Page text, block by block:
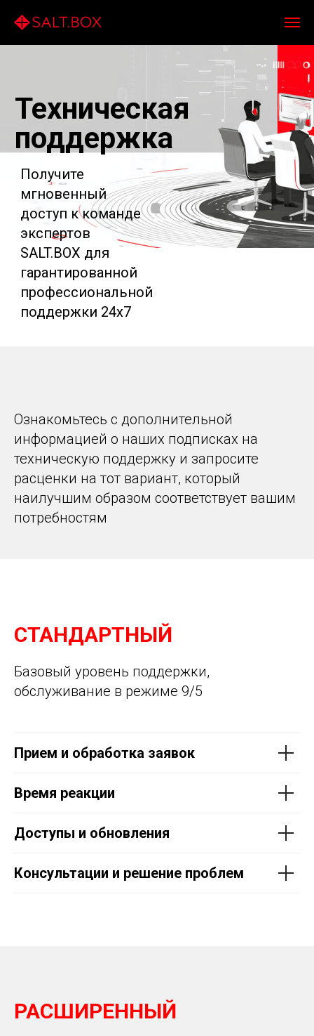
Техническая
поддержка
Получите
мгновенный
доступ к команде
экспертов
SALT.BOX для
гарантированной
профессиональной
поддержки 24х7
Ознакомьтесь с дополнительной
информацией о наших подписках на
техническую поддержку и запросите
расценки на тот вариант, который
наилучшим образом соответствует вашим
потребностям
СТАНДАРТНЫЙ
Базовый уровень поддержки,
обслуживание в режиме 9/5
Прием и обработка заявок
Время реакции
Доступы и обновления
Консультации и решение проблем
РАСШИРЕННЫЙ